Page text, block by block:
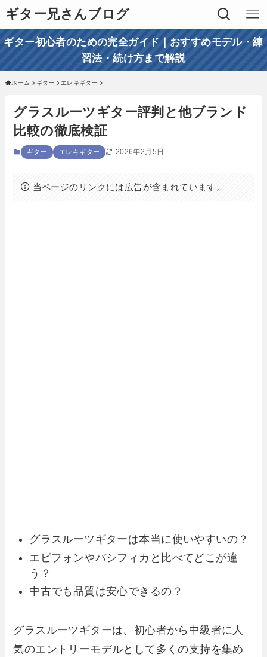
ギター兄さんブログ
ギター初心者のための完全ガイド｜おすすめモデル・練
習法・続け方まで解説
ホーム ギター エレキギター
グラスルーツギター評判と他ブランド
比較の徹底検証
ギター エレキギター 2026年2月5日
当ページのリンクには広告が含まれています。
グラスルーツギターは本当に使いやすいの？
エピフォンやパシフィカと比べてどこが違
う？
中古でも品質は安心できるの？
グラスルーツギターは、初心者から中級者に人
気のエントリーモデルとして多くの支持を集め